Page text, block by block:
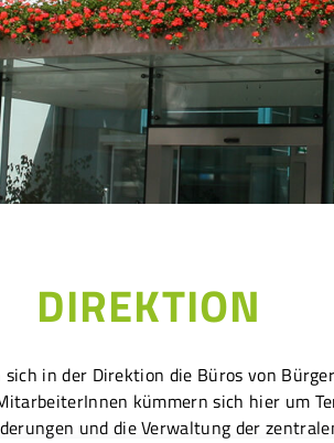
DIREKTION
in der Direktion die Büros von
kümmern sich hier um
und die Verwaltung der